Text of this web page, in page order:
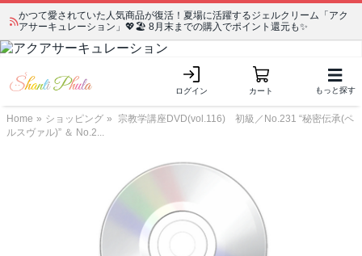
かつて愛されていた人気商品が復活！夏場に活躍するジェルクリーム「アク
アサーキュレーション」💖🏖️ 8月末までの購入でポイント還元も✨
ログイン カート もっと探す
Home » ショッピング »
宗教学講座DVD(vol.116) 初級／No.231 “秘密伝承(ペ
ルスヴァル)” ＆ No.2...